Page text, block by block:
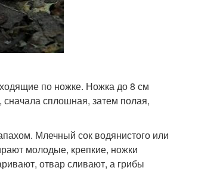
по ножке. Ножка до 8 см
сплошная, затем полая,
Млечный сок водянистого или
молодые, крепкие, ножки
отвар сливают, а грибы